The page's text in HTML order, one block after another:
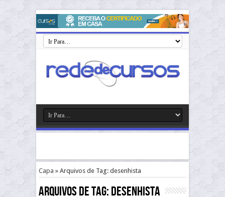
Capa » Arquivos de Tag: desenhista
Arquivos de Tag:desenhista